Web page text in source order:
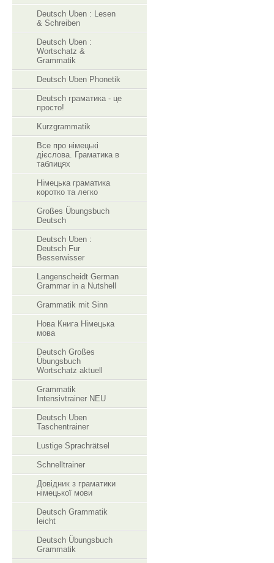
Deutsch Uben : Lesen
& Schreiben
Deutsch Uben :
Wortschatz &
Grammatik
Deutsch Uben Phonetik
Deutsch граматика - це
просто!
Kurzgrammatik
Все про німецькі
дієслова. Граматика в
таблицях
Німецька граматика
коротко та легко
Großes Übungsbuch
Deutsch
Deutsch Uben :
Deutsch Fur
Besserwisser
Langenscheidt German
Grammar in a Nutshell
Grammatik mit Sinn
Нова Книга Німецька
мова
Deutsch Großes
Übungsbuch
Wortschatz aktuell
Grammatik
Intensivtrainer NEU
Deutsch Uben
Taschentrainer
Lustige Sprachrätsel
Schnelltrainer
Довідник з граматики
німецької мови
Deutsch Grammatik
leicht
Deutsch Übungsbuch
Grammatik